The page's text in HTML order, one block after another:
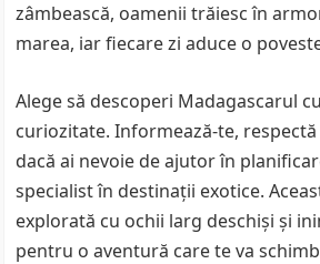
zâmbească, oamenii trăiesc în
marea, iar fiecare zi aduce o
Alege să descoperi Madagascarul
curiozitate. Informează-te,
dacă ai nevoie de ajutor în
specialist în destinații exotice.
explorată cu ochii larg deschiși și
pentru o aventură care te va